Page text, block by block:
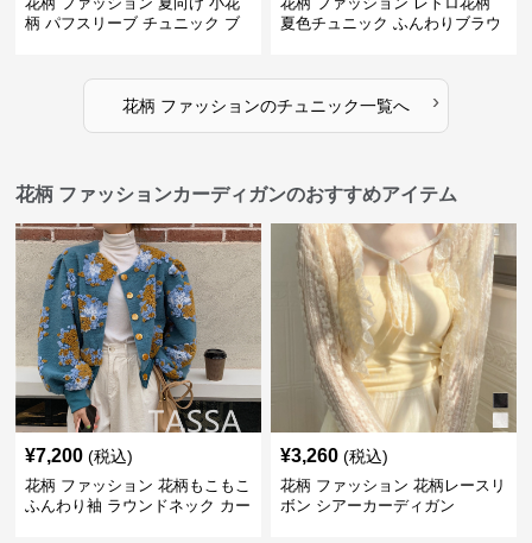
柄 パフスリーブ チュニック ブ
夏色チュニック ふんわりブラウ
花柄 ファッションのチュニック一覧へ ›
花柄 ファッションカーディガンのおすすめアイテム
¥7,200 (税込)
花柄 ファッション 花柄もこもこ
ふんわり袖 ラウンドネック カー
¥3,260 (税込)
花柄 ファッション 花柄レースリ
ボン シアーカーディガン